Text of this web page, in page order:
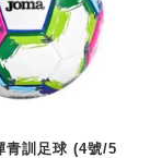
青訓足球 (4號/5